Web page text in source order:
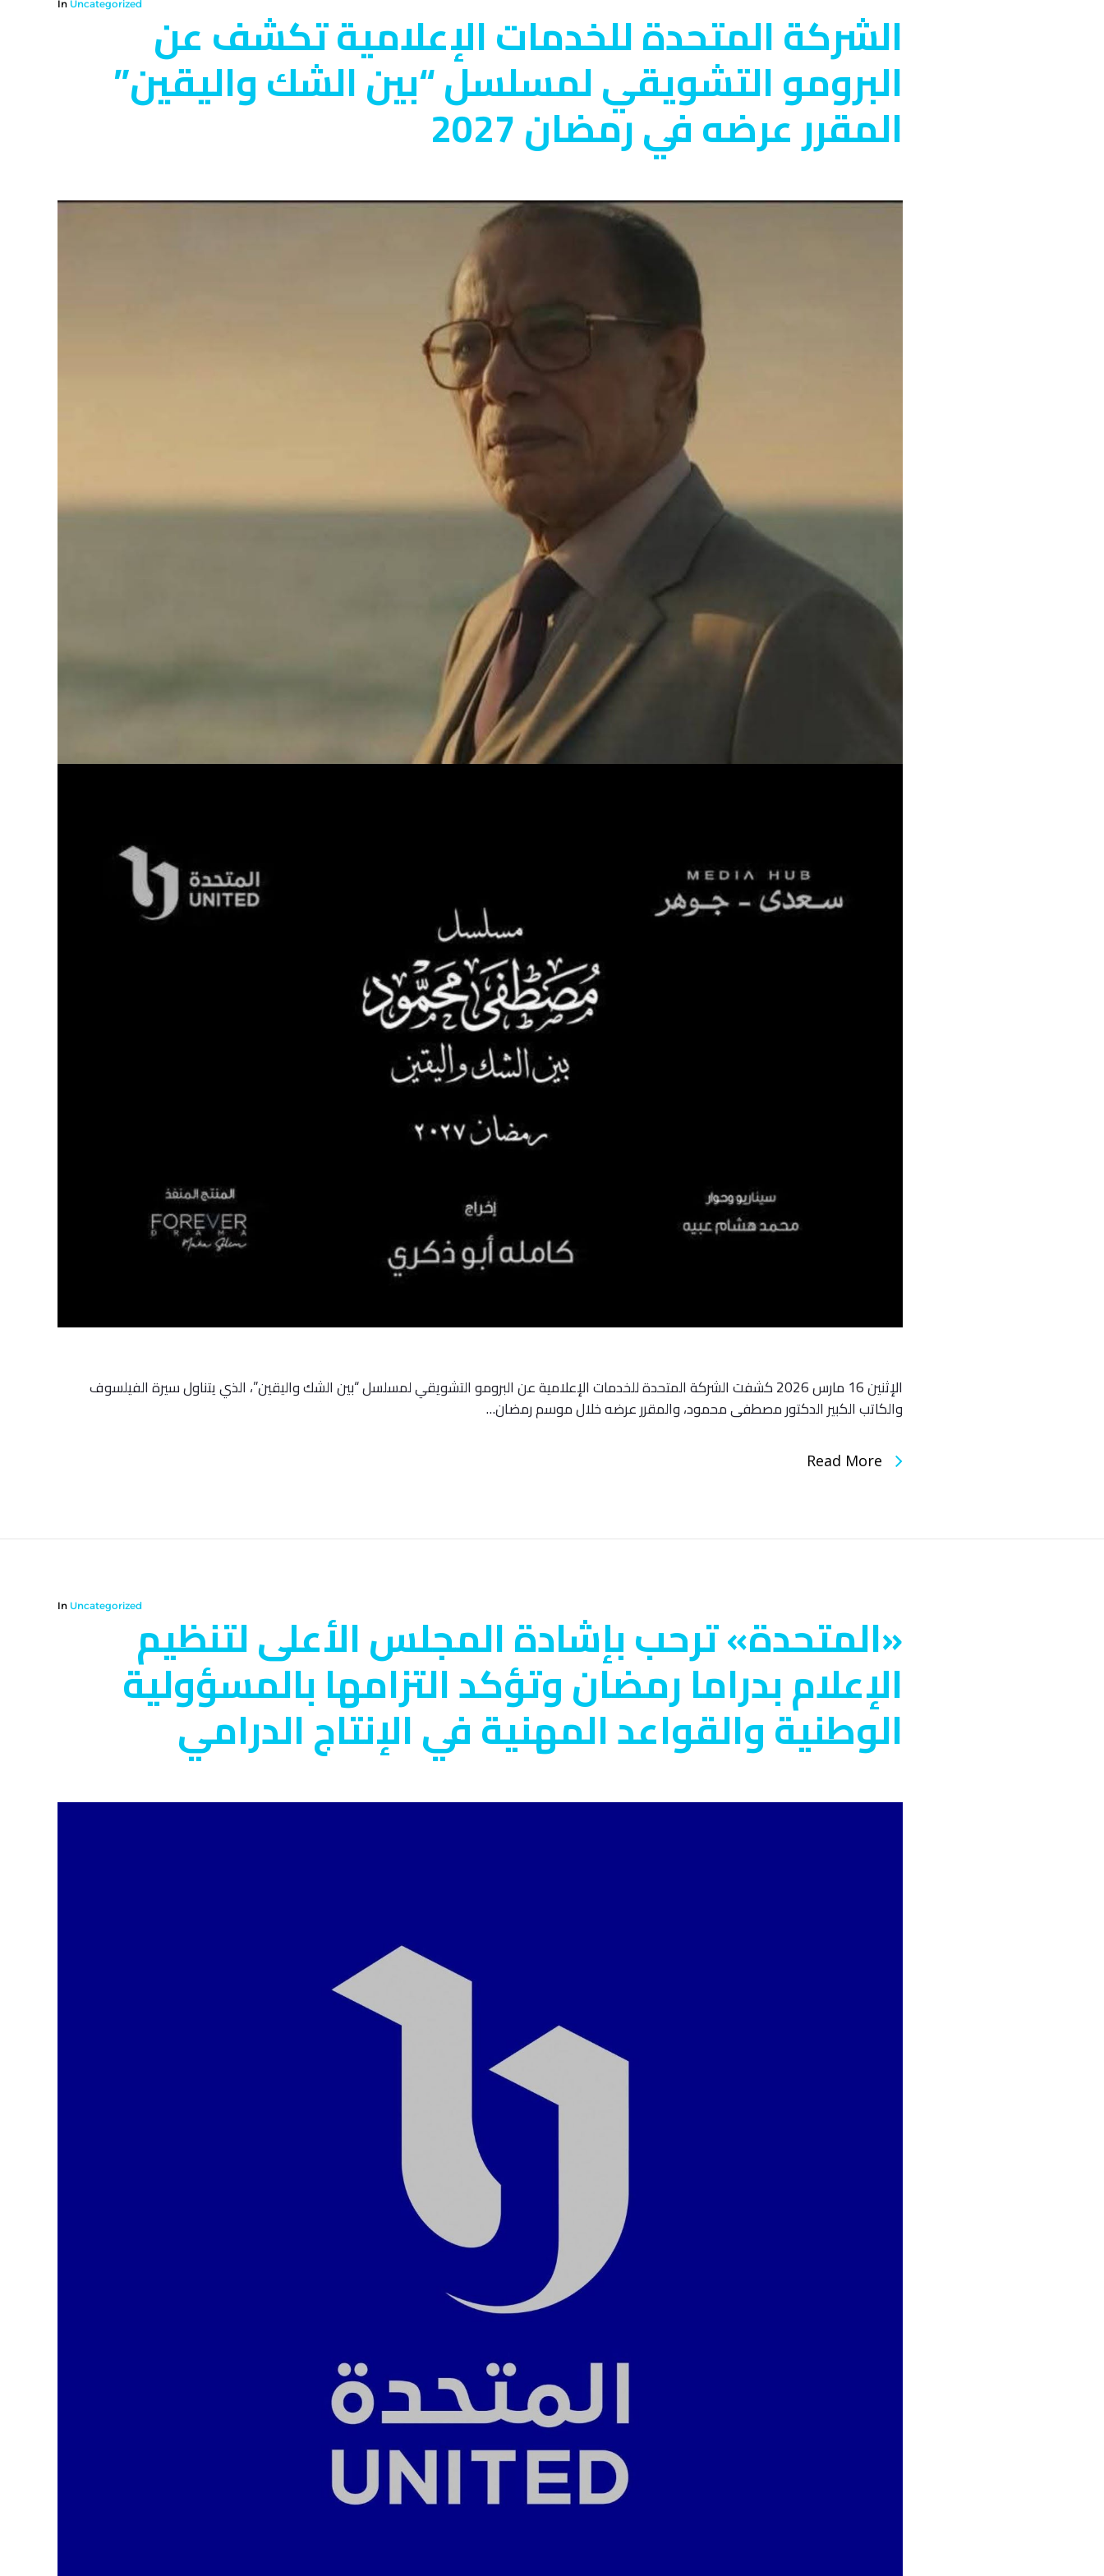
In Uncategorized الشركة المتحدة للخدمات الإعلامية تكشف عن
البرومو التشويقي لمسلسل “بين الشك واليقين”
المقرر عرضه في رمضان 2027
الإثنين 16 مارس 2026 كشفت الشركة المتحدة للخدمات الإعلامية عن البرومو التشويقي لمسلسل “بين الشك واليقين”، الذي يتناول سيرة الفيلسوف
والكاتب الكبير الدكتور مصطفى محمود، والمقرر عرضه خلال موسم رمضان…
Read More
In Uncategorized«المتحدة» ترحب بإشادة المجلس الأعلى لتنظيم
الإعلام بدراما رمضان وتؤكد التزامها بالمسؤولية
الوطنية والقواعد المهنية في الإنتاج الدرامي